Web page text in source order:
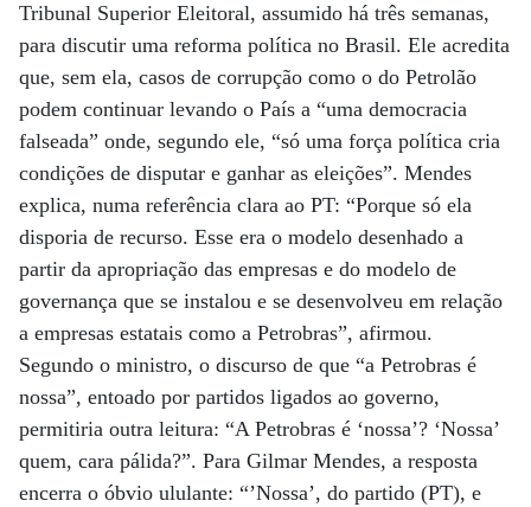
Tribunal Superior Eleitoral, assumido há três semanas,
para discutir uma reforma política no Brasil. Ele acredita
que, sem ela, casos de corrupção como o do Petrolão
podem continuar levando o País a “uma democracia
falseada” onde, segundo ele, “só uma força política cria
condições de disputar e ganhar as eleições”. Mendes
explica, numa referência clara ao PT: “Porque só ela
disporia de recurso. Esse era o modelo desenhado a
partir da apropriação das empresas e do modelo de
governança que se instalou e se desenvolveu em relação
a empresas estatais como a Petrobras”, afirmou.
Segundo o ministro, o discurso de que “a Petrobras é
nossa”, entoado por partidos ligados ao governo,
permitiria outra leitura: “A Petrobras é ‘nossa’? ‘Nossa’
quem, cara pálida?”. Para Gilmar Mendes, a resposta
encerra o óbvio ululante: “’Nossa’, do partido (PT), e